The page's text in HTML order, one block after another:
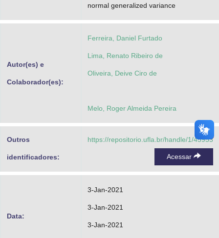
normal generalized variance
Autor(es) e
Colaborador(es):
Ferreira, Daniel Furtado
Lima, Renato Ribeiro de
Oliveira, Deive Ciro de
Melo, Roger Almeida Pereira
Outros
identificadores:
https://repositorio.ufla.br/handle/1/45953
Acessar
Data:
3-Jan-2021
3-Jan-2021
3-Jan-2021